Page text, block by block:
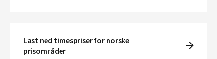
Last ned timespriser for norske
prisområder